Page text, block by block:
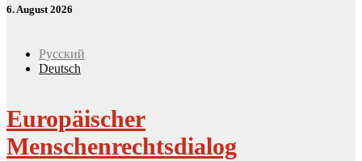
6. August 2026
Русский
Deutsch
Europäischer
Menschenrechtsdialog